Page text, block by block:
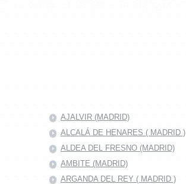
AJALVIR (MADRID)
ALCALÁ DE HENARES ( MADRID )
ALDEA DEL FRESNO (MADRID)
AMBITE (MADRID)
ARGANDA DEL REY ( MADRID )